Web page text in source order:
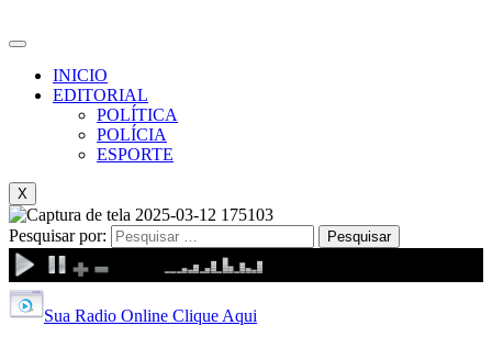
INICIO
EDITORIAL
POLÍTICA
POLÍCIA
ESPORTE
X
Pesquisar por:
Sua Radio Online Clique Aqui